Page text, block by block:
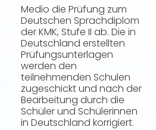
Medio die Prüfung zum
Deutschen Sprachdiplom
der KMK, Stufe II ab. Die in
Deutschland erstellten
Prüfungsunterlagen
werden den
teilnehmenden Schulen
zugeschickt und nach der
Bearbeitung durch die
Schüler und Schülerinnen
in Deutschland korrigiert.